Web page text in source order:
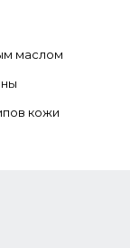
Glycerin,
Parfume,
Acrylate
EDTA,
Linalool.
маслом
кожи